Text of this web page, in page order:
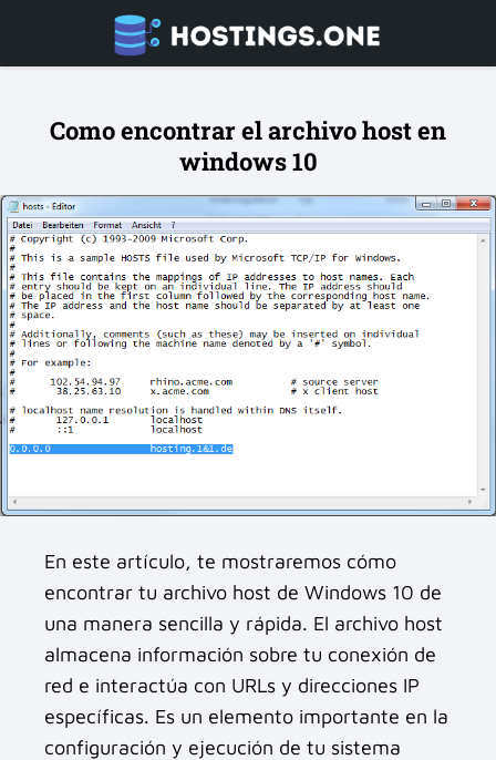
Como encontrar el archivo host en
windows 10
En este artículo, te mostraremos cómo
encontrar tu archivo host de Windows 10 de
una manera sencilla y rápida. El archivo host
almacena información sobre tu conexión de
red e interactúa con URLs y direcciones IP
específicas. Es un elemento importante en la
configuración y ejecución de tu sistema